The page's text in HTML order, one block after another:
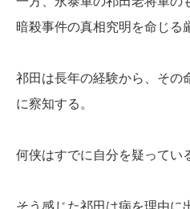
暗殺事件の真相究明を命じる
祁田は長年の経験から、その
に察知する。
何侠はすでに自分を疑ってい